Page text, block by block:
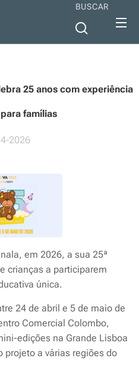
BUSCAR
25 anos com experiência
famílias
2026
em 2026, a sua 25ª
crianças a participarem
única.
24 de abril e 5 de maio de
Comercial Colombo,
edições na Grande Lisboa
projeto a várias regiões do